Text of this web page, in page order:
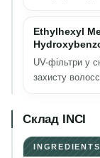
Ethylhexyl
UV-фільтри у
захисту
Склад INCI